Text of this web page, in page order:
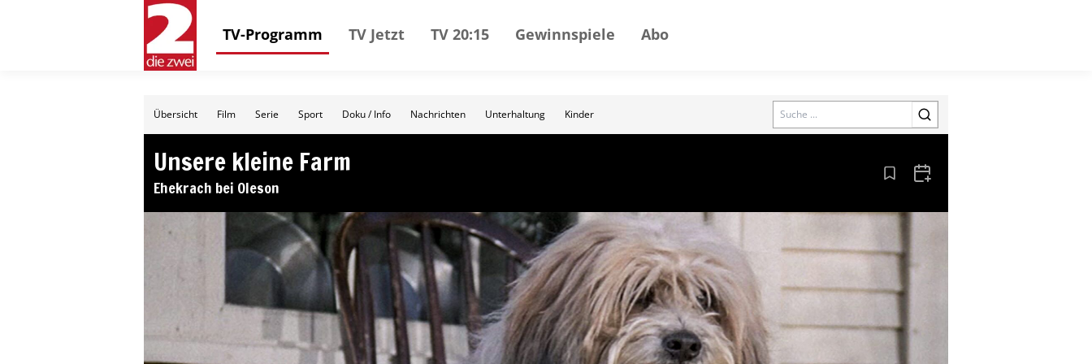
TV-Programm TV Jetzt TV 20:15 Gewinnspiele Abo
Übersicht Film Serie Sport Doku / Info Nachrichten Unterhaltung Kinder Search
Unsere kleine Farm
Ehekrach bei Oleson Aus den Lesezeichen entfernen
Zum Kalender hinzufügen